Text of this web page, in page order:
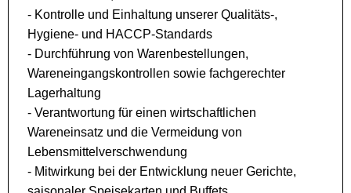
- Kontrolle und Einhaltung unserer Qualitäts-,
Hygiene- und HACCP-Standards
- Durchführung von Warenbestellungen,
Wareneingangskontrollen sowie fachgerechter
Lagerhaltung
- Verantwortung für einen wirtschaftlichen
Wareneinsatz und die Vermeidung von
Lebensmittelverschwendung
- Mitwirkung bei der Entwicklung neuer Gerichte,